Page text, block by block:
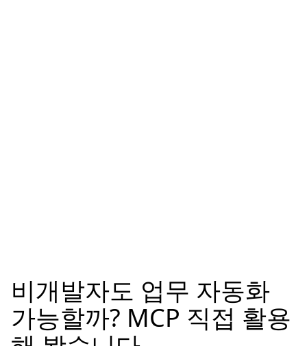
비개발자도 업무 자동화
가능할까? MCP 직접 활용